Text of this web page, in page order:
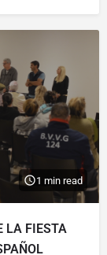
1 min read
LA FIESTA